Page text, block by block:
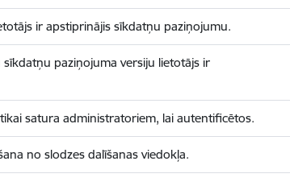
ir apstiprinājis sīkdatņu paziņojumu.
paziņojuma versiju lietotājs ir
satura administratoriem, lai autentificētos.
no slodzes dalīšanas viedokļa.